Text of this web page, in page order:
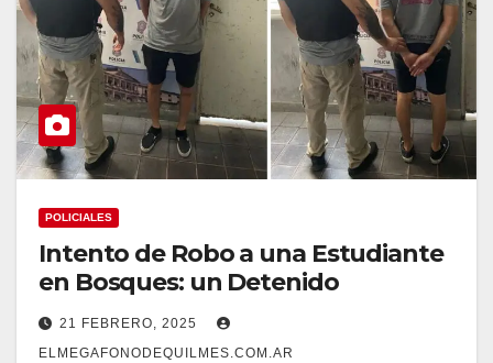
POLICIALES
Intento de Robo a una Estudiante
en Bosques: un Detenido
21 FEBRERO, 2025
ELMEGAFONODEQUILMES.COM.AR